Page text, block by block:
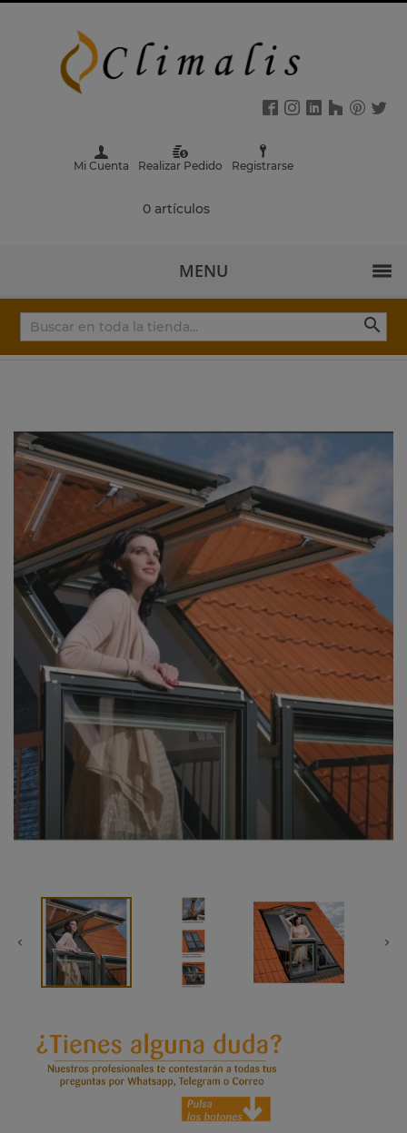
Mi Cuenta Realizar Pedido Registrarse
0 artículos
MENU
